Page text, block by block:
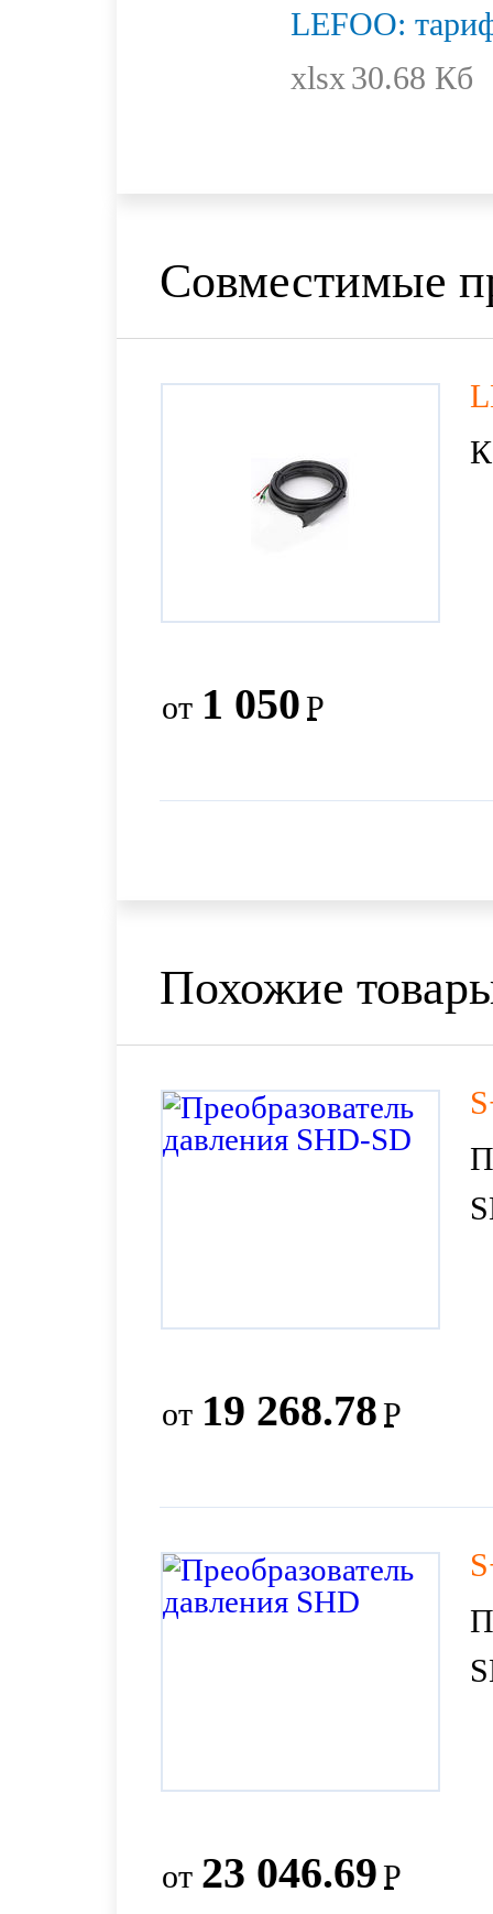
LEFOO:
xlsx 30.68 Кб
Совместимые
от 1 050Р
Похожие
от 19 268.78Р
от 23 046.69Р